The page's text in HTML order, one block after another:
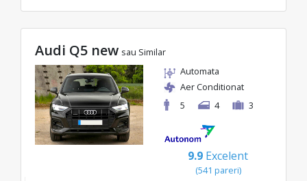
Audi Q5 new sau Similar
Automata
Aer Conditionat
5
4 3
9.9 Excelent
(541 pareri)